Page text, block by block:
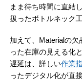
まま待ち時間に直結
扱ったボトルネック
加えて、Materialの
った在庫の見える化
遅延は、詳しい作業
ったデジタル化が直